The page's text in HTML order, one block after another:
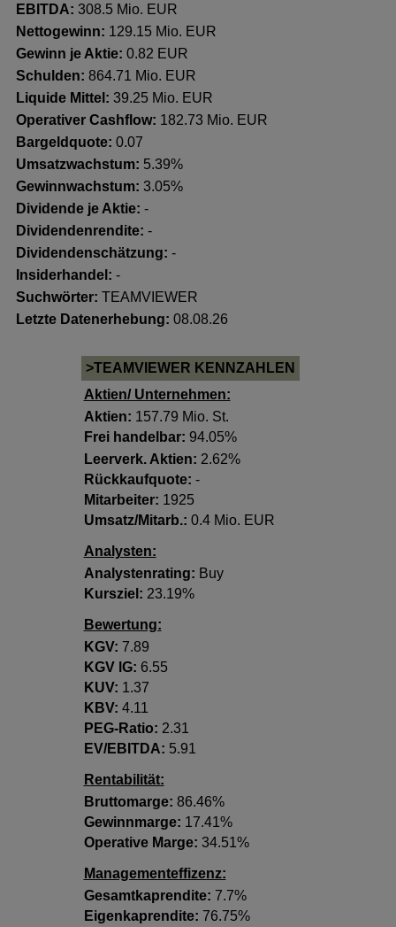
EBITDA: 308.5 Mio. EUR
Nettogewinn: 129.15 Mio. EUR
Gewinn je Aktie: 0.82 EUR
Schulden: 864.71 Mio. EUR
Liquide Mittel: 39.25 Mio. EUR
Operativer Cashflow: 182.73 Mio. EUR
Bargeldquote: 0.07
Umsatzwachstum: 5.39%
Gewinnwachstum: 3.05%
Dividende je Aktie: -
Dividendenrendite: -
Dividendenschätzung: -
Insiderhandel : -
Suchwörter: TEAMVIEWER
Letzte Datenerhebung: 08.08.26
>TEAMVIEWER KENNZAHLEN
Aktien/ Unternehmen:
Aktien: 157.79 Mio. St.
Frei handelbar: 94.05%
Leerverk. Aktien: 2.62%
Rückkaufquote: -
Mitarbeiter: 1925
Umsatz/Mitarb.: 0.4 Mio. EUR
Analysten:
Analystenrating: Buy
Kursziel: 23.19%
Bewertung:
KGV: 7.89
KGV lG: 6.55
KUV: 1.37
KBV: 4.11
PEG-Ratio: 2.31
EV/EBITDA: 5.91
Rentabilität:
Bruttomarge: 86.46%
Gewinnmarge: 17.41%
Operative Marge: 34.51%
Managementeffizenz:
Gesamtkaprendite: 7.7%
Eigenkaprendite: 76.75%